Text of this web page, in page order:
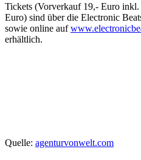
Tickets (Vorverkauf 19,- Euro inkl.
Euro) sind über die Electronic
sowie online auf
erhältlich.
Quelle: agenturvonwelt.com